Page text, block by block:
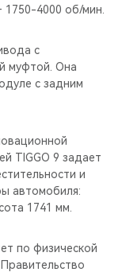
4000 об/мин.
с
муфтой. Она
с задним
TIGGO 9 задает
и
автомобиля:
1741 мм.
по физической